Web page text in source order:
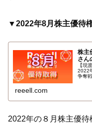
▼2022年8月株主優待
株主
さん
【現
2022
争奪
会社
ック
reeell.com
2022年の８月株主優